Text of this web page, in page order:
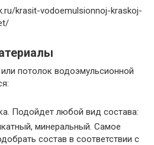
krasit-vodoemulsionnoj-kraskoj-
потолок водоэмульсионной
Подойдет любой вид состава:
минеральный. Самое
состав в соответствии с